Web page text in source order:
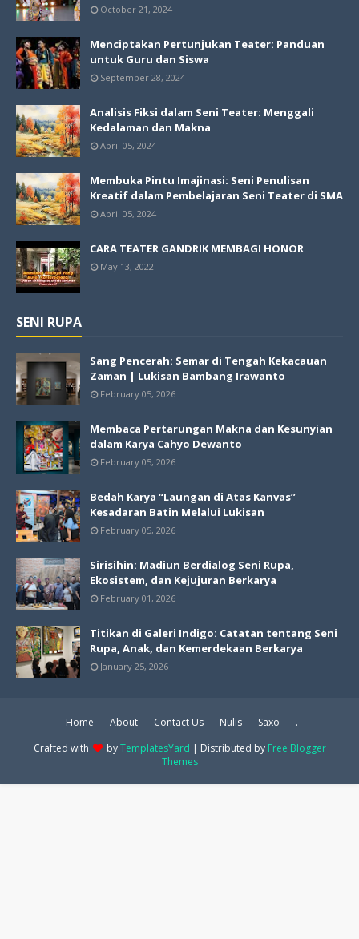
October 21, 2024
Menciptakan Pertunjukan Teater: Panduan
untuk Guru dan Siswa
September 28, 2024
Analisis Fiksi dalam Seni Teater: Menggali
Kedalaman dan Makna
April 05, 2024
Membuka Pintu Imajinasi: Seni Penulisan
Kreatif dalam Pembelajaran Seni Teater di SMA
April 05, 2024
CARA TEATER GANDRIK MEMBAGI HONOR
May 13, 2022
SENI RUPA
Sang Pencerah: Semar di Tengah Kekacauan
Zaman | Lukisan Bambang Irawanto
February 05, 2026
Membaca Pertarungan Makna dan Kesunyian
dalam Karya Cahyo Dewanto
February 05, 2026
Bedah Karya “Laungan di Atas Kanvas”
Kesadaran Batin Melalui Lukisan
February 05, 2026
Sirisihin: Madiun Berdialog Seni Rupa,
Ekosistem, dan Kejujuran Berkarya
February 01, 2026
Titikan di Galeri Indigo: Catatan tentang Seni
Rupa, Anak, dan Kemerdekaan Berkarya
January 25, 2026
Home About Contact Us Nulis Saxo
.
Crafted with
byTemplatesYard | Distributed by Free Blogger
Themes